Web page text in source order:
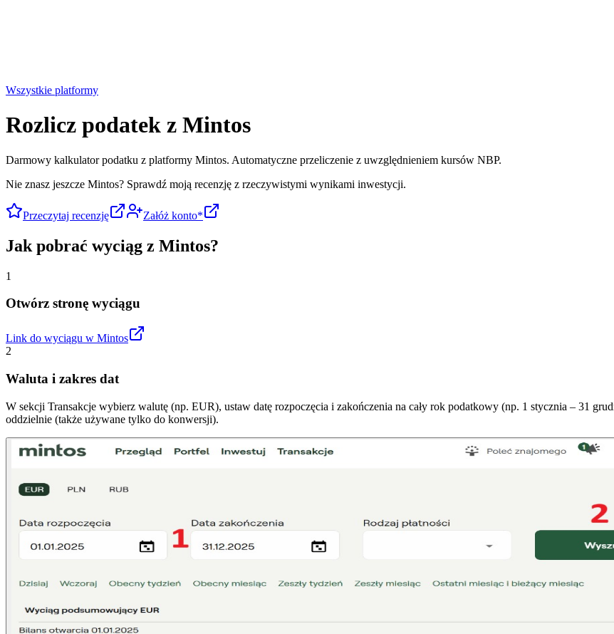
Wszystkie platformy
Rozlicz podatek z Mintos
Darmowy kalkulator podatku z platformy Mintos. Automatyczne przeliczenie z uwzględnieniem kursów NBP.
Nie znasz jeszcze Mintos? Sprawdź moją recenzję z rzeczywistymi wynikami inwestycji.
Przeczytaj recenzję Załóż konto*
Jak pobrać wyciąg z Mintos?
1
Otwórz stronę wyciągu
Link do wyciągu w Mintos
2
Waluta i zakres dat
W sekcji Transakcje wybierz walutę (np. EUR), ustaw datę rozpoczęcia i zakończenia na cały rok podatkowy (np. 1 stycznia – 31
oddzielnie (także używane tylko do konwersji).